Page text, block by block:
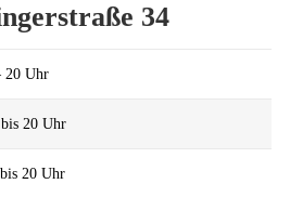
34
20 Uhr
20 Uhr
20 Uhr